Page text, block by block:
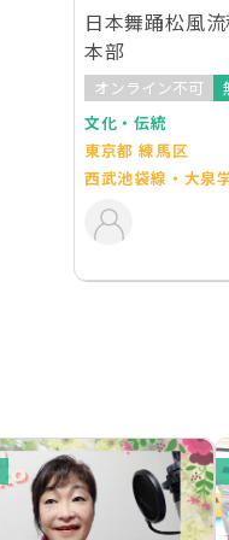
日本舞踊松風
本部
オンライン不可
文化・伝統
東京都 練馬区
西武池袋線・大泉